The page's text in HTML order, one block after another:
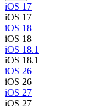
iOS 17
iOS 17
iOS 18
iOS 18
iOS 18.1
iOS 18.1
iOS 26
iOS 26
iOS 27
iOS 27